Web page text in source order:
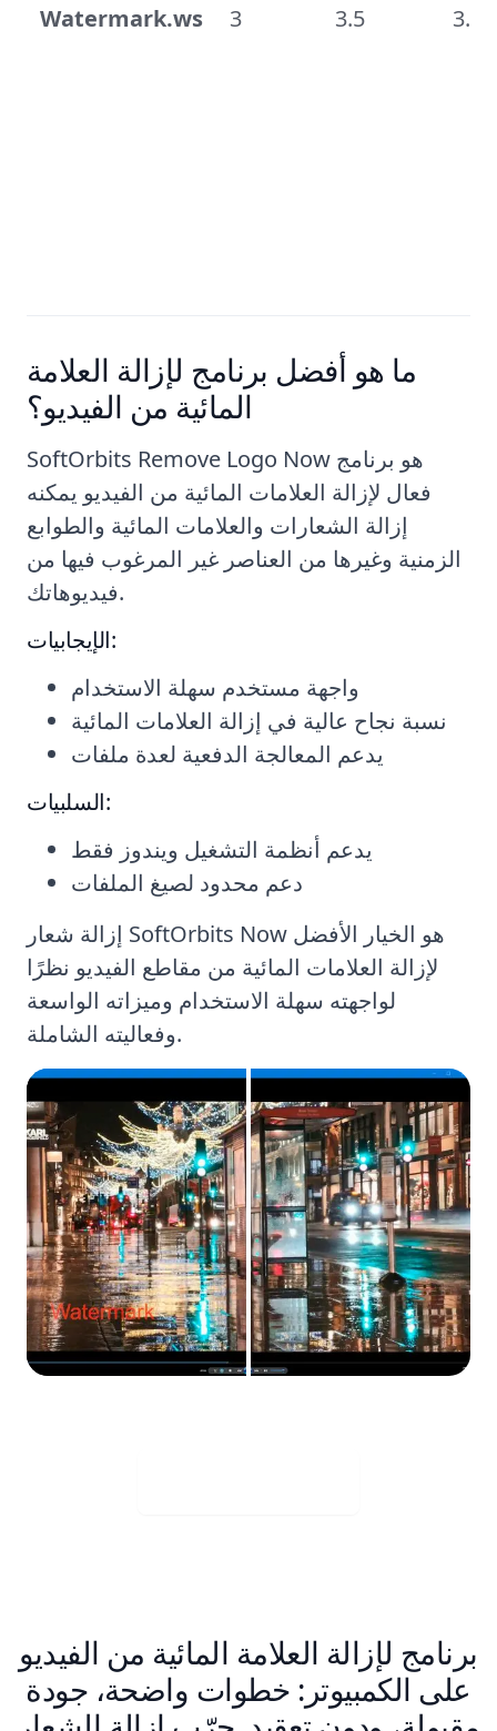
Watermark.ws 3 3.5 3.5
ما هو أفضل برنامج لإزالة العلامة
المائية من الفيديو؟
SoftOrbits Remove Logo Now هو برنامج
فعال لإزالة العلامات المائية من الفيديو يمكنه
إزالة الشعارات والعلامات المائية والطوابع
الزمنية وغيرها من العناصر غير المرغوب فيها من
فيديوهاتك.
الإيجابيات:
واجهة مستخدم سهلة الاستخدام
نسبة نجاح عالية في إزالة العلامات المائية
يدعم المعالجة الدفعية لعدة ملفات
السلبيات:
يدعم أنظمة التشغيل ويندوز فقط
دعم محدود لصيغ الملفات
إزالة شعار SoftOrbits Now هو الخيار الأفضل
لإزالة العلامات المائية من مقاطع الفيديو نظرًا
لواجهته سهلة الاستخدام وميزاته الواسعة
وفعاليته الشاملة.
برنامج لإزالة العلامة المائية من الفيديو
على الكمبيوتر: خطوات واضحة، جودة